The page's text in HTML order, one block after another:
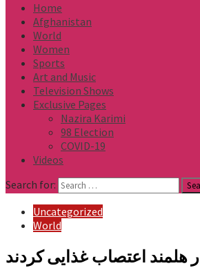
Home
Afghanistan
World
Women
Sports
Art and Music
Television Shows
Exclusive Pages
Nazira Karimi
98 Election
COVID-19
Videos
Search for:
Uncategorized
World
هلمند اعتصاب غذایی کردند